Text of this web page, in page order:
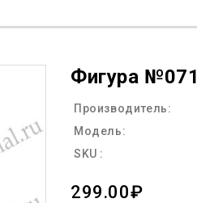
Фигура №071
Производитель:
Модель:
SKU :
299.00₽